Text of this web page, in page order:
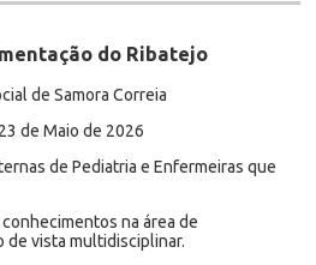
do Ribatejo
de Samora Correia
de Maio de 2026
de Pediatria e Enfermeiras que
na área de
de vista multidisciplinar.